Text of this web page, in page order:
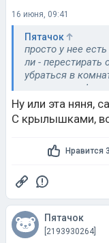
16 июня, 09:41
Пятачок
просто у нее
ли -
убраться в
намолоть кофе
выгладить вещи.
нет, без
Ну или эта няня,
С крылышками,
Нравится 3
Пятачок
[2193930264]